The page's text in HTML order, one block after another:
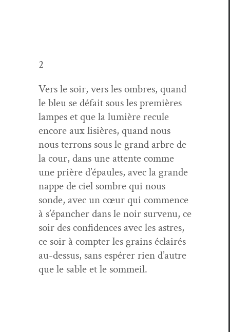
2
Vers le soir, vers les ombres, quand
le bleu se défait sous les pre­mières
lam­pes et que la lumière recule
encore aux lisières, quand nous
nous ter­rons sous le grand arbre de
la cour, dans une attente comme
une prière d’é­paules, avec la grande
nappe de ciel som­bre qui nous
sonde, avec un cœur qui com­mence
à s’é­panch­er dans le noir sur­venu, ce
soir des con­fi­dences avec les astres,
ce soir à compter les grains éclairés
au-dessus, sans espér­er rien d’autre
que le sable et le sommeil.